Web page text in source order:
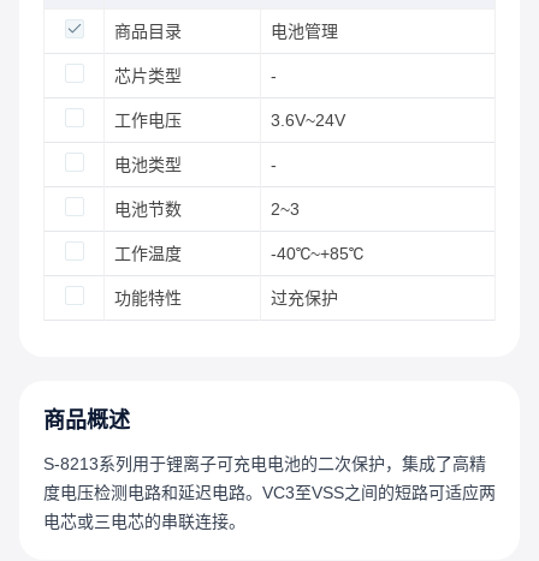
商品目录 电池管理
芯片类型 -
工作电压 3.6V~24V
电池类型 -
电池节数 2~3
工作温度 -40℃~+85℃
功能特性 过充保护
商品概述
S-8213系列用于锂离子可充电电池的二次保护，集成了高精
度电压检测电路和延迟电路。VC3至VSS之间的短路可适应两
电芯或三电芯的串联连接。